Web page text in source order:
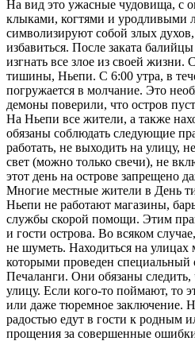
На вид это ужасные чудовища, с
клыками, когтями и уродливыми
символизируют собой злых
избавиться. После заката
изгнать все злое из своей
тишины, Ньепи. С 6:00 утра, в
погружается в молчание. Это
демоны поверили, что остров
На Ньепи все жители, а также
обязаны соблюдать следующие
работать, не выходить на улицу,
свет (можно только свечи), не
этот день на острове запрещено
Многие местные жители в День
Ньепи не работают магазины,
службы скорой помощи. Этим
и гости острова. Во всяком
не шуметь. Находиться на улицах
которыми проведен
Печаланги. Они обязаны
улицу. Если кого-то поймают, то
или даже тюремное заключение.
радостью едут в гости к родным
прощения за совершенные